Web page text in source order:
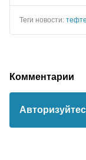
Теги новости:
Комментарии